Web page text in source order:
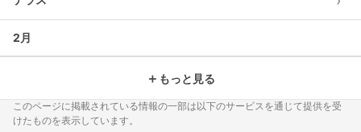
2月
＋ もっと見る
このページに掲載されている情報の一部は以下のサービスを通じて提供を受
けたものを表示しています。